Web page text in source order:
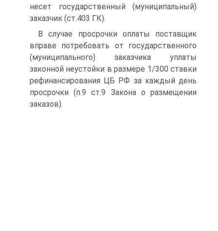
несет государственный (муниципальный)
заказчик (ст.403 ГК).
В случае просрочки оплаты поставщик
вправе потребовать от государственного
(муниципального) заказчика уплаты
законной неустойки в размере 1/300 ставки
рефинансирования ЦБ РФ за каждый день
просрочки (п.9 ст.9 Закона о размещении
заказов).